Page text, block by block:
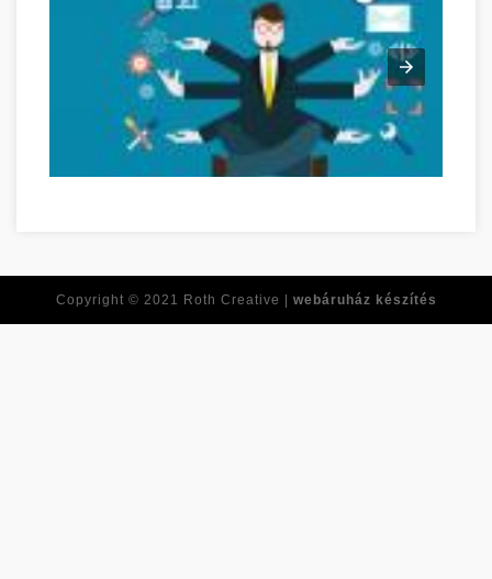
Copyright © 2021 Roth Creative | webáruház készítés